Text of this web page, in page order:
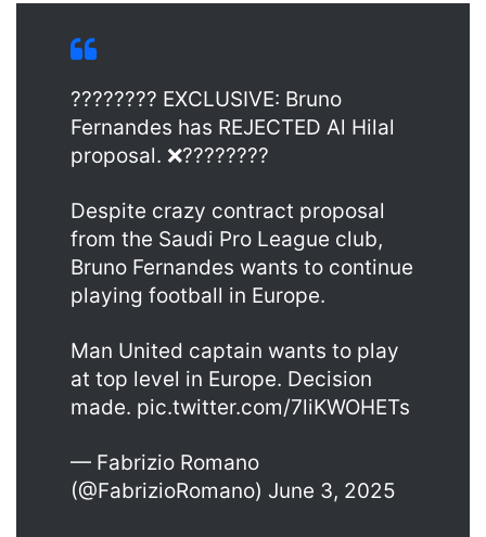
???????? EXCLUSIVE: Bruno
Fernandes has REJECTED Al Hilal
proposal. ❌????????
Despite crazy contract proposal
from the Saudi Pro League club,
Bruno Fernandes wants to continue
playing football in Europe.
Man United captain wants to play
at top level in Europe. Decision
made. pic.twitter.com/7liKWOHETs
— Fabrizio Romano
(@FabrizioRomano) June 3, 2025